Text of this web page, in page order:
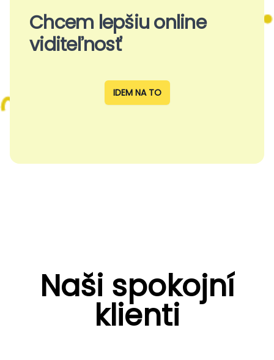
Chcem lepšiu online
viditeľnosť
IDEM NA TO
Naši spokojní
klienti